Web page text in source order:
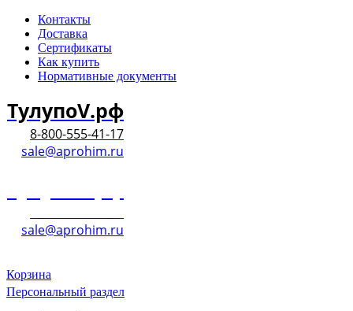
Контакты
Доставка
Сертификаты
Как купить
Нормативные документы
ТулупоV.рф
8-800-555-41-17
sale@aprohim.ru
sale@aprohim.ru
Корзина
Персональный раздел